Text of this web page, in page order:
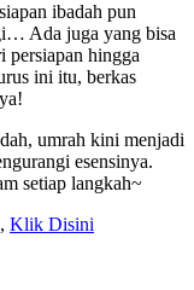
ibadah pun
Ada juga yang bisa
persiapan hingga
ini itu, berkas
umrah kini menjadi
esensinya.
setiap langkah~
Klik Disini